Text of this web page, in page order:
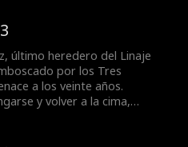
y humilla a su exnovia
Lorenzo resuelve la crisis
derrota al gran maestro
en una figura
último heredero del Linaje
por los Tres
a los veinte años.
y volver a la cima,